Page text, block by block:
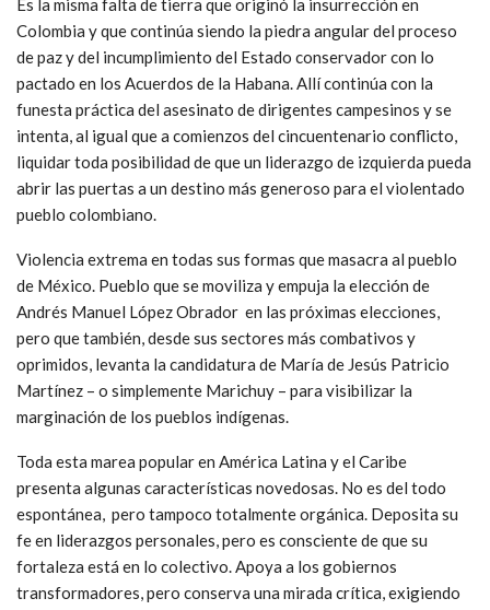
Colombia y que continúa siendo la piedra angular del proceso
de paz y del incumplimiento del Estado conservador con lo
pactado en los Acuerdos de la Habana. Allí continúa con la
funesta práctica del asesinato de dirigentes campesinos y se
intenta, al igual que a comienzos del cincuentenario conflicto,
liquidar toda posibilidad de que un liderazgo de izquierda pueda
abrir las puertas a un destino más generoso para el violentado
pueblo colombiano.
Violencia extrema en todas sus formas que masacra al pueblo
de México. Pueblo que se moviliza y empuja la elección de
Andrés Manuel López Obrador en las próximas elecciones,
pero que también, desde sus sectores más combativos y
oprimidos, levanta la candidatura de María de Jesús Patricio
Martínez – o simplemente Marichuy – para visibilizar la
marginación de los pueblos indígenas.
Toda esta marea popular en América Latina y el Caribe
presenta algunas características novedosas. No es del todo
espontánea, pero tampoco totalmente orgánica. Deposita su
fe en liderazgos personales, pero es consciente de que su
fortaleza está en lo colectivo. Apoya a los gobiernos
transformadores, pero conserva una mirada crítica, exigiendo